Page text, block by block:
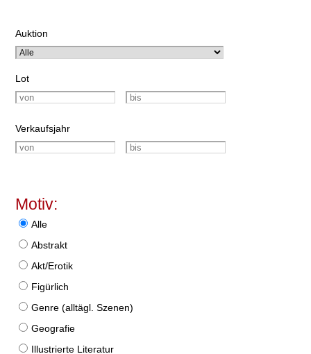
Auktion
Lot
Verkaufsjahr
Motiv:
Alle
Abstrakt
Akt/Erotik
Figürlich
Genre (alltägl. Szenen)
Geografie
Illustrierte Literatur